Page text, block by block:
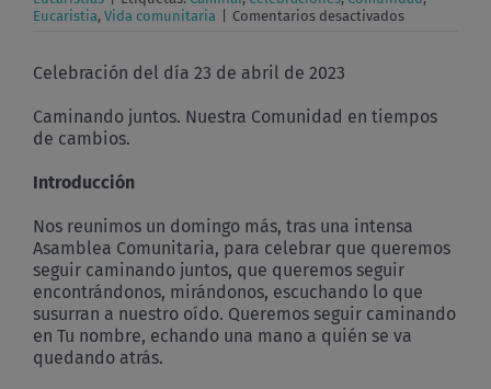
Eucaristia, Vida comunitaria Comentarios desactivadosen
tiempos
Celebración del día 23 de abril de 2023
Caminando juntos. Nuestra Comunidad en tiempos
de cambios.
Introducción
Nos reunimos un domingo más, tras una intensa
Asamblea Comunitaria, para celebrar que queremos
seguir caminando juntos, que queremos seguir
encontrándonos, mirándonos, escuchando lo que
susurran a nuestro oído. Queremos seguir caminando
en Tu nombre, echando una mano a quién se va
quedando atrás.